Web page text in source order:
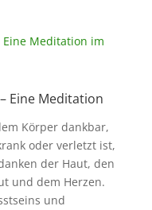
Eine Meditation
Körper dankbar,
oder verletzt ist,
der Haut, den
und dem Herzen.
und